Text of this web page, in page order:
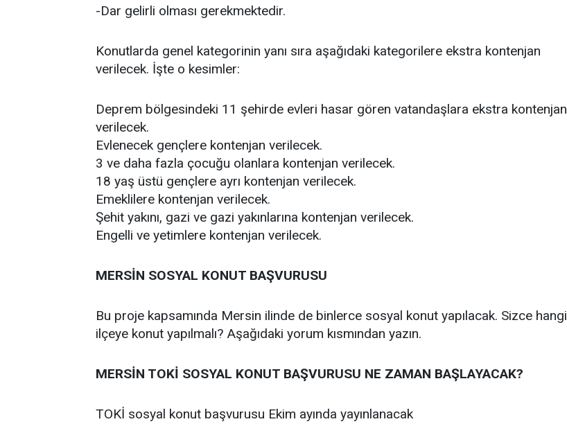
-Dar gelirli olması gerekmektedir.
Konutlarda genel kategorinin yanı sıra aşağıdaki kategorilere ekstra kontenjan
verilecek. İşte o kesimler:
Deprem bölgesindeki 11 şehirde evleri hasar gören vatandaşlara ekstra kontenjan
verilecek.
Evlenecek gençlere kontenjan verilecek.
3 ve daha fazla çocuğu olanlara kontenjan verilecek.
18 yaş üstü gençlere ayrı kontenjan verilecek.
Emeklilere kontenjan verilecek.
Şehit yakını, gazi ve gazi yakınlarına kontenjan verilecek.
Engelli ve yetimlere kontenjan verilecek.
MERSİN SOSYAL KONUT BAŞVURUSU
Bu proje kapsamında Mersin ilinde de binlerce sosyal konut yapılacak. Sizce hangi
ilçeye konut yapılmalı? Aşağıdaki yorum kısmından yazın.
MERSİN TOKİ SOSYAL KONUT BAŞVURUSU NE ZAMAN BAŞLAYACAK?
TOKİ sosyal konut başvurusu Ekim ayında yayınlanacak